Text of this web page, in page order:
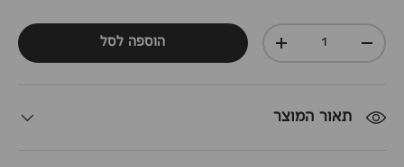
כמות
-
+ הוספה לסל
תאור המוצר